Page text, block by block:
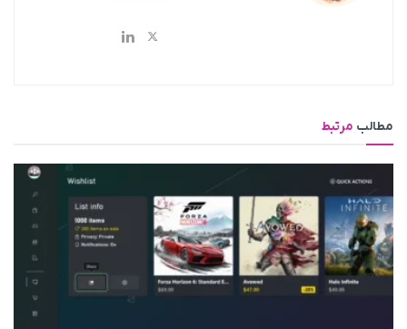
مطالب مرتبط